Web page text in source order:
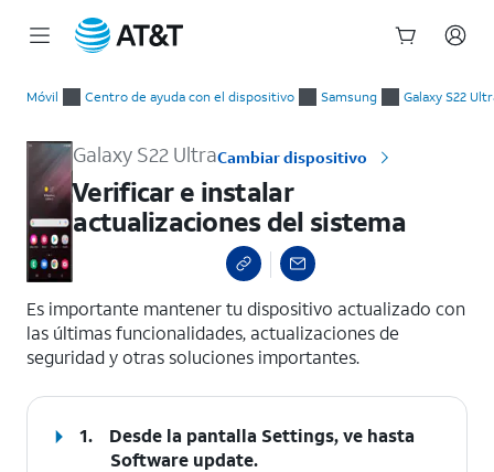
Móvil Centro de ayuda con el dispositivo Samsung Galaxy S22
Galaxy S22 UltraCambiar dispositivo
Verificar e instalar
actualizaciones del sistema
Es importante mantener tu dispositivo actualizado con
las últimas funcionalidades, actualizaciones de
seguridad y otras soluciones importantes.
1.
Desde la pantalla Settings, ve hasta
Software update.